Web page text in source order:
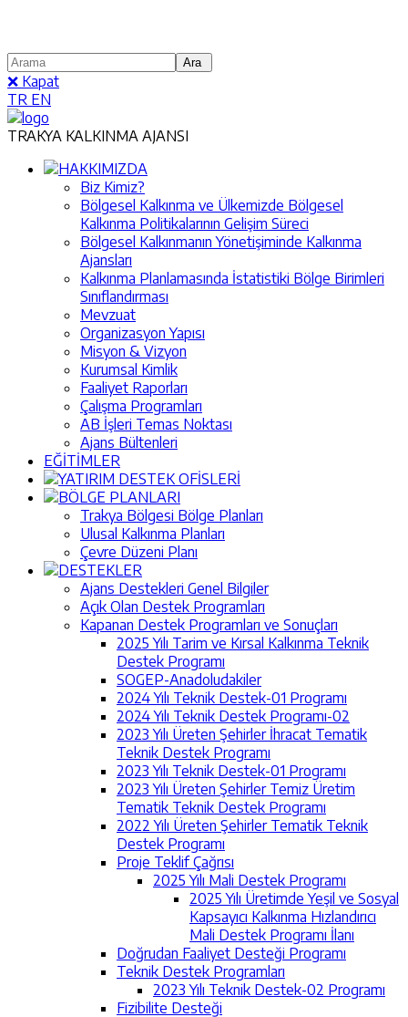
❌ Kapat
TR EN
TRAKYA KALKINMA AJANSI
HAKKIMIZDA
Biz Kimiz?
Bölgesel Kalkınma ve Ülkemizde Bölgesel
Kalkınma Politikalarının Gelişim Süreci
Bölgesel Kalkınmanın Yönetişiminde Kalkınma
Ajansları
Kalkınma Planlamasında İstatistiki Bölge Birimleri
Sınıflandırması
Mevzuat
Organizasyon Yapısı
Misyon & Vizyon
Kurumsal Kimlik
Faaliyet Raporları
Çalışma Programları
AB İşleri Temas Noktası
Ajans Bültenleri
EĞİTİMLER
YATIRIM DESTEK OFİSLERİ
BÖLGE PLANLARI
Trakya Bölgesi Bölge Planları
Ulusal Kalkınma Planları
Çevre Düzeni Planı
DESTEKLER
Ajans Destekleri Genel Bilgiler
Açık Olan Destek Programları
Kapanan Destek Programları ve Sonuçları
2025 Yılı Tarim ve Kırsal Kalkınma Teknik
Destek Programı
SOGEP-Anadoludakiler
2024 Yılı Teknik Destek-01 Programı
2024 Yılı Teknik Destek Programı-02
2023 Yılı Üreten Şehirler İhracat Tematik
Teknik Destek Programı
2023 Yılı Teknik Destek-01 Programı
2023 Yılı Üreten Şehirler Temiz Üretim
Tematik Teknik Destek Programı
2022 Yılı Üreten Şehirler Tematik Teknik
Destek Programı
Proje Teklif Çağrısı
2025 Yılı Mali Destek Programı
2025 Yılı Üretimde Yeşil ve Sosyal
Kapsayıcı Kalkınma Hızlandırıcı
Mali Destek Programı İlanı
Doğrudan Faaliyet Desteği Programı
Teknik Destek Programları
2023 Yılı Teknik Destek-02 Programı
Fizibilite Desteği